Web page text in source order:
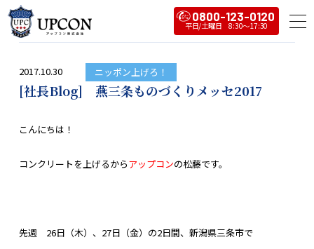
0800-123-0120
2017.10.30 ニッポン上げろ！
[社長Blog] 燕三条ものづくりメッセ2017
こんにちは！
コンクリートを上げるからアップコンの松藤です。
先週 26日（木）、27日（金）の2日間、新潟県三条市で